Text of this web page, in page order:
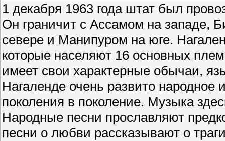
1 декабря 1963 года штат был
Он граничит с Ассамом на западе,
севере и Манипуром на юге.
которые населяют 16 основных
имеет свои характерные обычаи,
Нагаленде очень развито народное
поколения в поколение. Музыка
Народные песни прославляют
песни о любви рассказывают о